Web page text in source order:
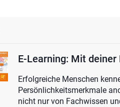
E-Learning: Mit
Erfolgreiche Menschen
Persönlichkeitsmerkmale
nicht nur von Fachwissen